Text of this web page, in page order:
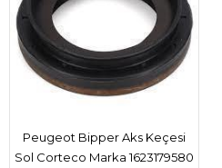
Peugeot Bipper Aks Keçesi
Sol Corteco Marka 1623179580